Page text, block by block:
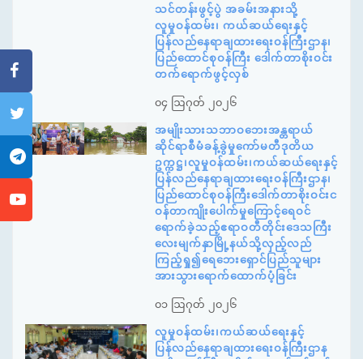
သင်တန်းဖွင့်ပွဲ အခမ်းအနားသို့
လူမှုဝန်ထမ်း၊ ကယ်ဆယ်ရေးနှင့်
ပြန်လည်နေရာချထားရေးဝန်ကြီးဌာန၊
ပြည်ထောင်စုဝန်ကြီး ဒေါက်တာစိုးဝင်း
တက်ရောက်ဖွင့်လှစ်
၀၄ ဩဂုတ် ၂၀၂၆
အမျိုးသားသဘာဝဘေးအန္တရာယ်
ဆိုင်ရာစီမံခန့်ခွဲမှုကော်မတီဒုတိယ
ဥက္ကဋ္ဌ၊လူမှုဝန်ထမ်း၊ကယ်ဆယ်ရေးနှင့်
ပြန်လည်နေရာချထားရေးဝန်ကြီးဌာန၊
ပြည်ထောင်စုဝန်ကြီးဒေါက်တာစိုးဝင်းင
ဝန်တာကျိုးပေါက်မှုကြောင့်ရေဝင်
ရောက်ခဲ့သည့်ဧရာဝတီတိုင်းဒေသကြီး
လေးမျက်နှာမြို့နယ်သို့လှည့်လည်
ကြည့်ရှု၍ရေဘေးရှောင်ပြည်သူများ
အားသွားရောက်ထောက်ပံ့ခြင်း
၀၁ ဩဂုတ် ၂၀၂၆
လူမှုဝန်ထမ်း၊ကယ်ဆယ်ရေးနှင့်
ပြန်လည်နေရာချထားရေးဝန်ကြီးဌာန